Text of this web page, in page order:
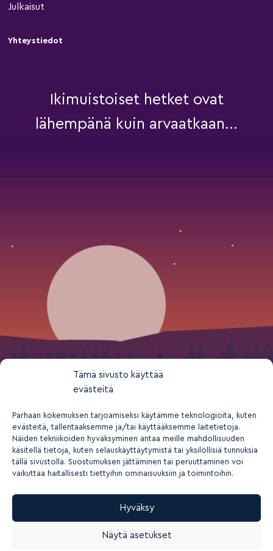
Tämä sivusto käyttää
evästeitä
Parhaan kokemuksen tarjoamiseksi käytämme teknologioita, kuten
evästeitä, tallentaaksemme ja/tai käyttääksemme laitetietoja.
Näiden tekniikoiden hyväksyminen antaa meille mahdollisuuden
käsitellä tietoja, kuten selauskäyttäytymistä tai yksilöllisiä tunnuksia
tällä sivustolla. Suostumuksen jättäminen tai peruuttaminen voi
vaikuttaa haitallisesti tiettyihin ominaisuuksiin ja toimintoihin.
Hyväksy
Näytä asetukset
Julkaisut
Yhteystiedot
Ikimuistoiset hetket ovat
lähempänä kuin arvaatkaan...
2026 © Suomen nuorisokeskusyhdistys ry
Tietosuoja- ja yksityisyys Rekisteriseloste